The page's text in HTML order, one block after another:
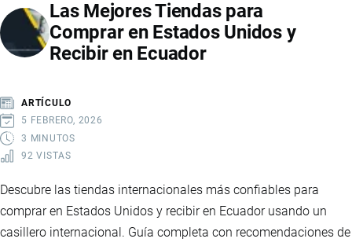
PASO
A
PASO
CONSEJOS
PRÁCTICOS
Las Mejores Tiendas para
Comprar en Estados Unidos y
Recibir en Ecuador
ARTÍCULO
5 FEBRERO, 2026
3 MINUTOS
92 VISTAS
Descubre las tiendas internacionales más confiables para
comprar en Estados Unidos y recibir en Ecuador usando un
casillero internacional. Guía completa con recomendaciones de